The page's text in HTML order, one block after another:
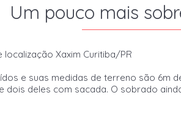
Um pouco mais
Xaxim Curitiba/PR
e suas medidas de terreno são 6m
deles com sacada. O sobrado